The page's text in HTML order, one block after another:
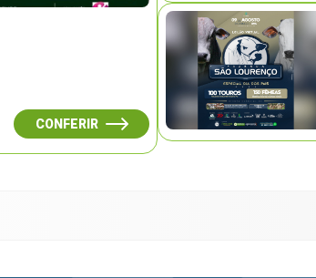
CONFERIR